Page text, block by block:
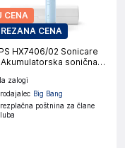
CENA
CENA
HX7406/02 Sonicare
sonična
ščetka
zalogi
Big Bang
poštnina za člane